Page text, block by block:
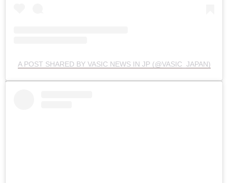
A POST SHARED BY VASIC NEWS IN JP (@VASIC_JAPAN)